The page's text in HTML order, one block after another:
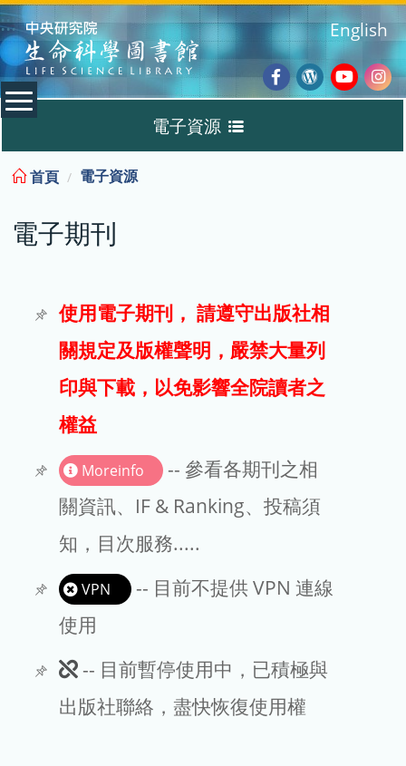
:::
Facebook
Wordpress
English
電子資源
電子期刊
試用
文章處理費
EndNote
首頁 電子資源
電子期刊
使用電子期刊， 請遵守出版社相
關規定及版權聲明，嚴禁大量列
印與下載，以免影響全院讀者之
權益
Moreinfo
-- 參看各期刊之相
關資訊、IF & Ranking、投稿須
知，目次服務.....
VPN
-- 目前不提供 VPN 連線
使用
此
期
-- 目前暫停使用中，已積極與
出版社聯絡，盡快恢復使用權